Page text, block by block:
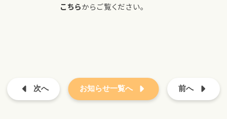
こちらからご覧ください。
次へ 前へ
お知らせ一覧へ